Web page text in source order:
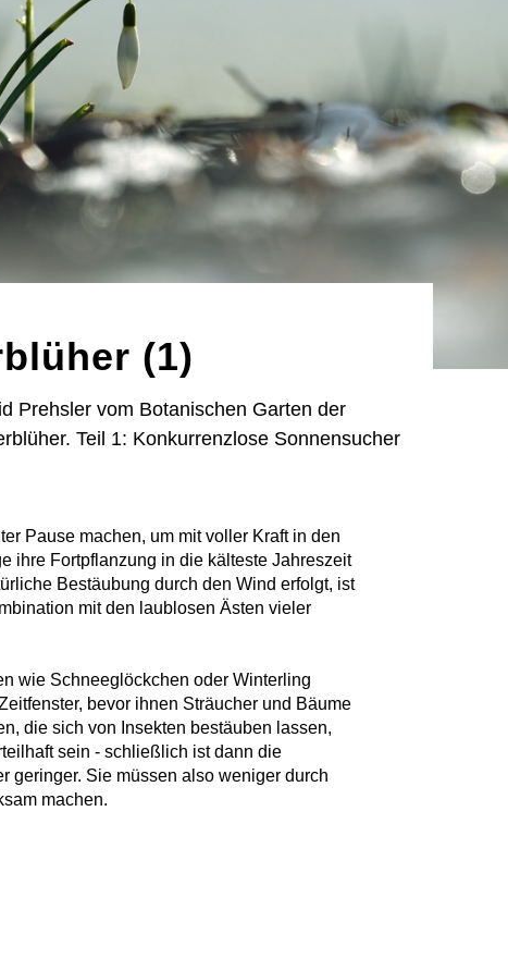
(1)
Prehsler vom Botanischen Garten der
Teil 1: Konkurrenzlose Sonnensucher
Pause machen, um mit voller Kraft in den
ihre Fortpflanzung in die kälteste Jahreszeit
Bestäubung durch den Wind erfolgt, ist
mit den laublosen Ästen vieler
wie Schneeglöckchen oder Winterling
bevor ihnen Sträucher und Bäume
die sich von Insekten bestäuben lassen,
sein - schließlich ist dann die
geringer. Sie müssen also weniger durch
machen.